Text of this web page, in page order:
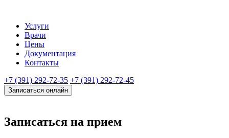
Услуги
Врачи
Цены
Документация
Контакты
+7 (391) 292-72-35 +7 (391) 292-72-45
Записаться онлайн
Записаться на прием